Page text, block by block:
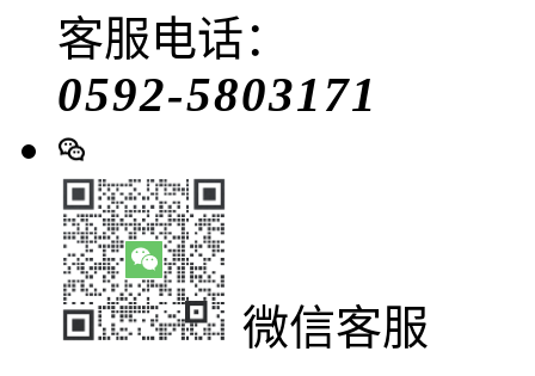
客服电话：
0592-5803171
微信客服